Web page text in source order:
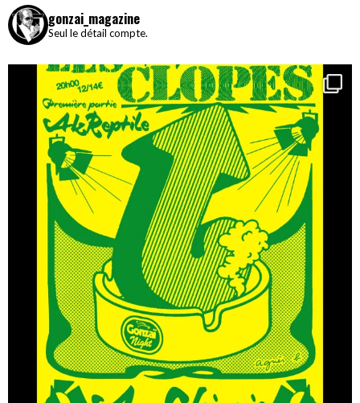
gonzai_magazine
Seul le détail compte.